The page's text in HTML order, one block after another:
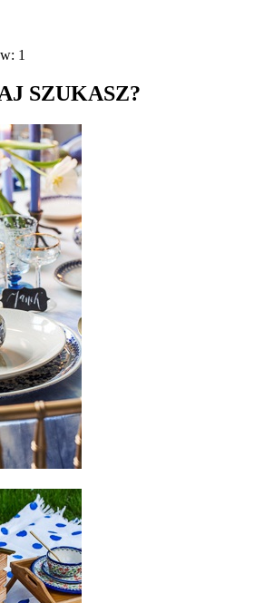
1
SZUKASZ?